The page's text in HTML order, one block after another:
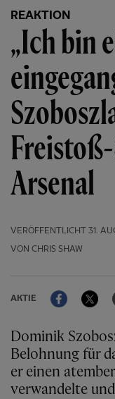
REAKTION
„Ich bin
Arsenal
VERÖFFENTLICHT
31.
VON CHRIS SHAW
AKTIE
Facebook
Dominik Szoboszlai erhielt die perfekte
Belohnung für
er einen
verwandelte